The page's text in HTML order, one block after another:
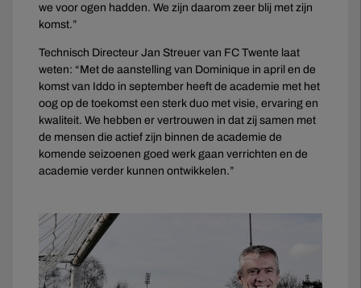
we voor ogen hadden. We zijn daarom zeer blij met zijn
komst.”
Technisch Directeur Jan Streuer van FC Twente laat
weten: “Met de aanstelling van Dominique in april en de
komst van Iddo in september heeft de academie met het
oog op de toekomst een sterk duo met visie, ervaring en
kwaliteit. We hebben er vertrouwen in dat zij samen met
de mensen die actief zijn binnen de academie de
komende seizoenen goed werk gaan verrichten en de
academie verder kunnen ontwikkelen.”